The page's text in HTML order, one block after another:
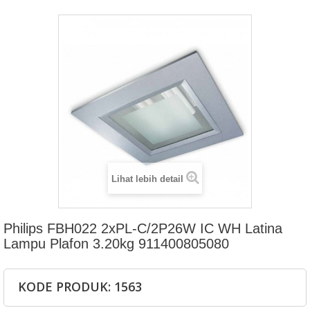
Lihat lebih detail
Philips FBH022 2xPL-C/2P26W IC WH Latina
Lampu Plafon 3.20kg 911400805080
KODE PRODUK: 1563